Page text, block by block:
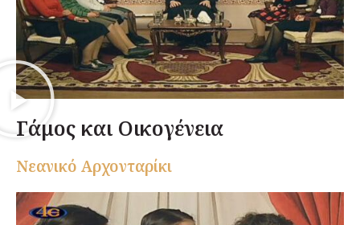
Γάμος και Οικογένεια
Nεανικό Αρχονταρίκι